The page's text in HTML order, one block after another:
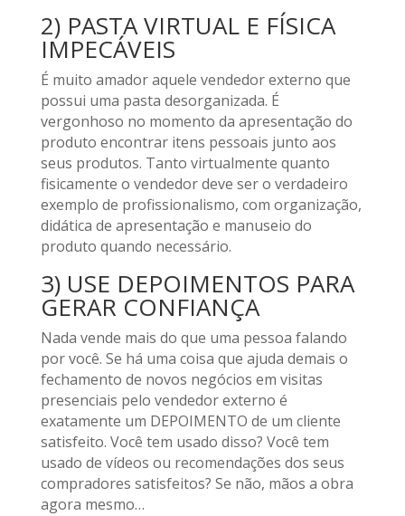
2) PASTA VIRTUAL E FÍSICA
IMPECÁVEIS
É muito amador aquele vendedor externo que
possui uma pasta desorganizada. É
vergonhoso no momento da apresentação do
produto encontrar itens pessoais junto aos
seus produtos. Tanto virtualmente quanto
fisicamente o vendedor deve ser o verdadeiro
exemplo de profissionalismo, com organização,
didática de apresentação e manuseio do
produto quando necessário.
3) USE DEPOIMENTOS PARA
GERAR CONFIANÇA
Nada vende mais do que uma pessoa falando
por você. Se há uma coisa que ajuda demais o
fechamento de novos negócios em visitas
presenciais pelo vendedor externo é
exatamente um DEPOIMENTO de um cliente
satisfeito. Você tem usado disso? Você tem
usado de vídeos ou recomendações dos seus
compradores satisfeitos? Se não, mãos a obra
agora mesmo…